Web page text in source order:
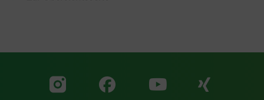
Zu unserer Facebook
Zu